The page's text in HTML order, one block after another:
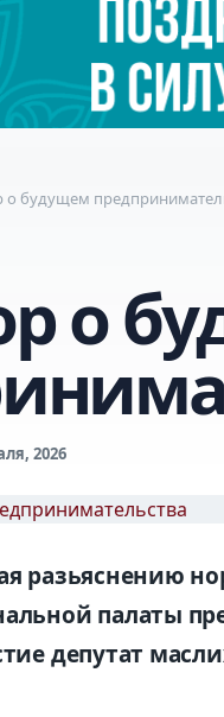
о будущем
о
2026
разьяснению
палаты
депутат